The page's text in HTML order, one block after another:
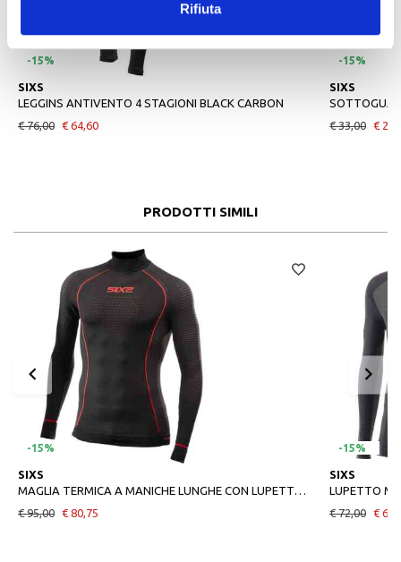
Rifiuta
-15%
SIXS
LEGGINS ANTIVENTO 4 STAGIONI BLACK CARBON
€ 76,00 € 64,60
-15%
SIXS
€ 33,00 €
PRODOTTI SIMILI
-15%
SIXS
MAGLIA TERMICA A MANICHE LUNGHE CON LUPETTO BLACK RED
€ 95,00 € 80,75
-15%
SIXS
€ 72,00 €